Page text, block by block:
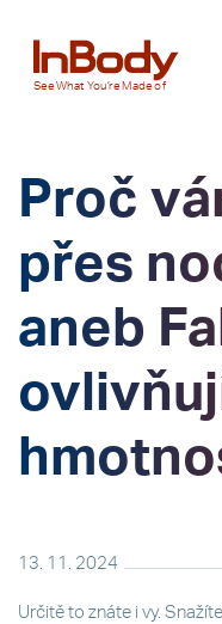
See What You’re Made of
Proč
přes
aneb
13. 11. 2024
Určitě to znáte i vy.